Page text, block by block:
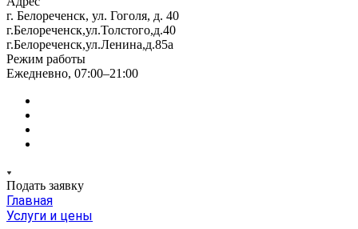
г. Белореченск, ул. Гоголя, д. 40
г.Белореченск,ул.Толстого,д.40
г.Белореченск,ул.Ленина,д.85а
Режим работы
Ежедневно, 07:00–21:00
Подать заявку
Главная
Услуги и цены